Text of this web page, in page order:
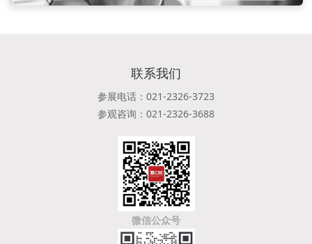
联系我们
参展电话：021-2326-3723
参观咨询：021-2326-3688
微信公众号